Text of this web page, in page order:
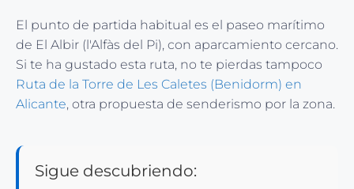
El punto de partida habitual es el paseo marítimo
de El Albir (l'Alfàs del Pi), con aparcamiento cercano.
Si te ha gustado esta ruta, no te pierdas tampoco
Ruta de la Torre de Les Caletes (Benidorm) en
Alicante, otra propuesta de senderismo por la zona.
Sigue descubriendo: